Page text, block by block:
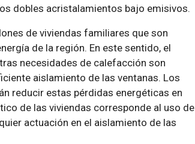
dobles acristalamientos bajo emisivos.
de viviendas familiares que son
de la región. En este sentido, el
necesidades de calefacción son
aislamiento de las ventanas. Los
reducir estas pérdidas energéticas en
de las viviendas corresponde al uso de
actuación en el aislamiento de las